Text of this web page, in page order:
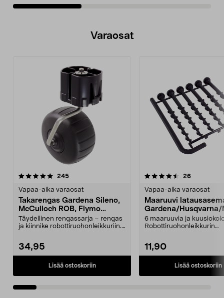
Varaosat
245arvostelut
Vapaa-aika varaosat
Takarengas Gardena Sileno,
McCulloch ROB, Flymo
Easilife
Täydellinen rengassarja – rengas
ja kiinnike robottiruohonleikkuriin.
34,95
Lisää ostoskoriin
4.5viidestä
26arvostelut
Vapaa-aika varaosat
Maaruuvi
Gardena/Husqvarna/
ch
6 maaruuvia ja
Robottiruohonleikkurin
11,90
Lisää ostoskoriin
4.5viidestä